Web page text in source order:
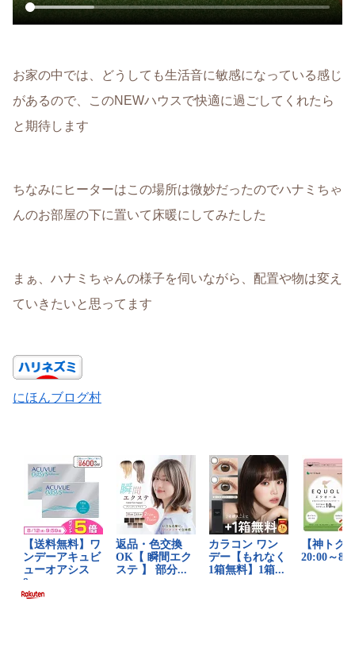
お家の中では、どうしても生活音に敏感になっている感じ
があるので、このNEWハウスで快適に過ごしてくれたら
と期待します
ちなみにヒーターはこの場所は微妙だったのでハナミちゃ
んのお部屋の下に置いて床暖にしてみたした
まぁ、ハナミちゃんの様子を伺いながら、配置や物は変え
ていきたいと思ってます
にほんブログ村